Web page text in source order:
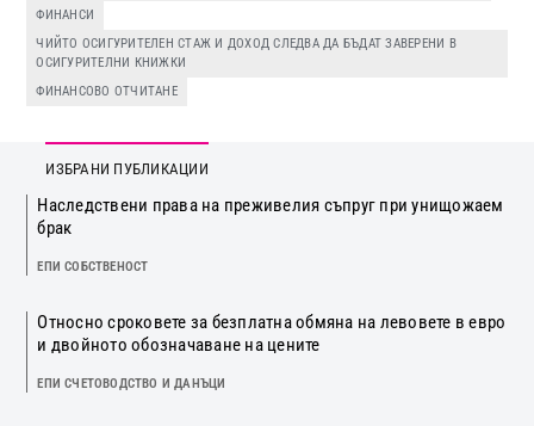
ФИНАНСИ
ЧИЙТО ОСИГУРИТЕЛЕН СТАЖ И ДОХОД СЛЕДВА ДА БЪДАТ ЗАВЕРЕНИ В
ОСИГУРИТЕЛНИ КНИЖКИ
ФИНАНСОВО ОТЧИТАНЕ
ИЗБРАНИ ПУБЛИКАЦИИ
Наследствени права на преживелия съпруг при унищожаем
брак
ЕПИ СОБСТВЕНОСТ
Относно сроковете за безплатна обмяна на левовете в евро
и двойното обозначаване на цените
ЕПИ СЧЕТОВОДСТВО И ДАНЪЦИ